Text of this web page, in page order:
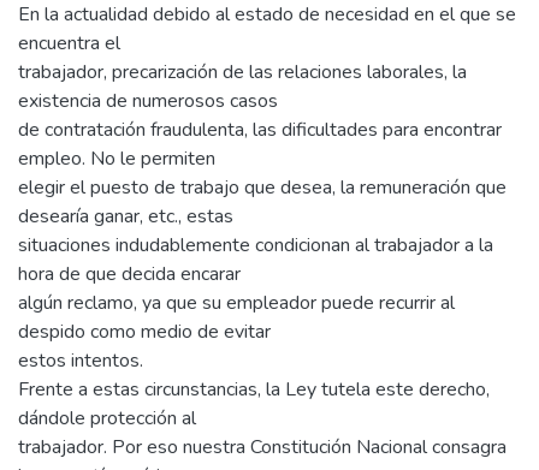
En la actualidad debido al estado de necesidad en el que se
encuentra el
trabajador, precarización de las relaciones laborales, la
existencia de numerosos casos
de contratación fraudulenta, las dificultades para encontrar
empleo. No le permiten
elegir el puesto de trabajo que desea, la remuneración que
desearía ganar, etc., estas
situaciones indudablemente condicionan al trabajador a la
hora de que decida encarar
algún reclamo, ya que su empleador puede recurrir al
despido como medio de evitar
estos intentos.
Frente a estas circunstancias, la Ley tutela este derecho,
dándole protección al
trabajador. Por eso nuestra Constitución Nacional consagra